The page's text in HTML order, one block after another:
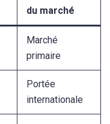
du marché
Marché
primaire
Portée
internationale